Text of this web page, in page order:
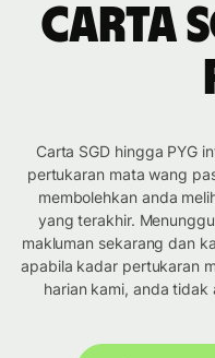
Carta
Carta SGD hingga PYG
pertukaran mata wang
membolehkan anda
yang terakhir.
makluman sekarang dan
apabila kadar pertukaran
harian kami, anda